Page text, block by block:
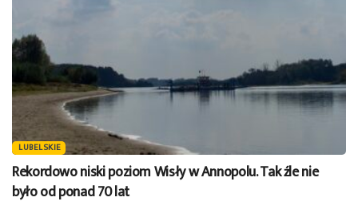
LUBELSKIE
Rekordowo niski poziom Wisły w Annopolu. Tak źle nie
było od ponad 70 lat